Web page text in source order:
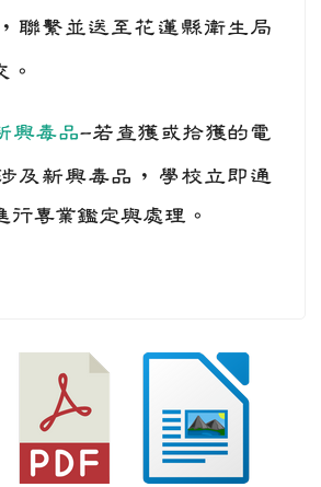
聯繫並送至花蓮縣衛生局
。
興毒品-若查獲或拾獲的電
及新興毒品，學校立即通
行專業鑑定與處理。